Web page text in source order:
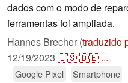
dados com o modo de
ferramentas foi ampliada.
Hannes Brecher (traduzido
12/19/2023 🇺🇸🇩🇪 ...
Google Pixel Smartphone